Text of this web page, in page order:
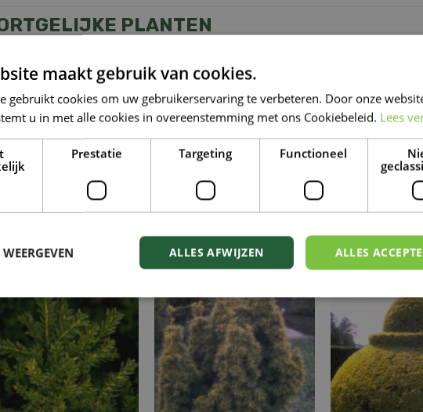
PLANTEN
Taxus baccata 'Judith'
maakt gebruik van cookies.
gebruikt cookies om uw gebruikerservaring te verbeteren. Door onze
u in met alle cookies in overeenstemming met ons Cookiebeleid. Lees
Prestatie Targeting Functioneel
ALLES
ALLES AFWIJZEN